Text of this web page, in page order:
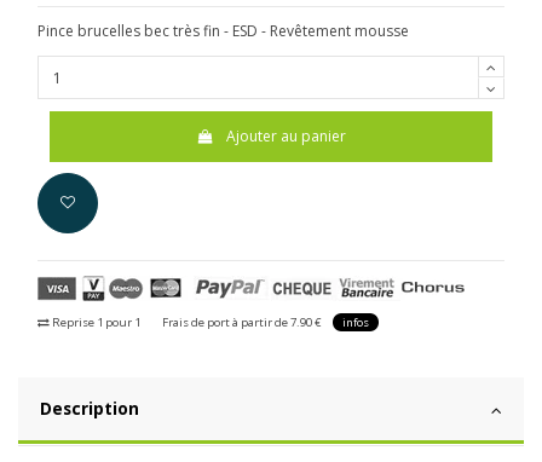
Pince brucelles bec très fin - ESD - Revêtement mousse
Ajouter au panier
Reprise 1 pour 1 Frais de port à partir de 7.90 € infos
Description